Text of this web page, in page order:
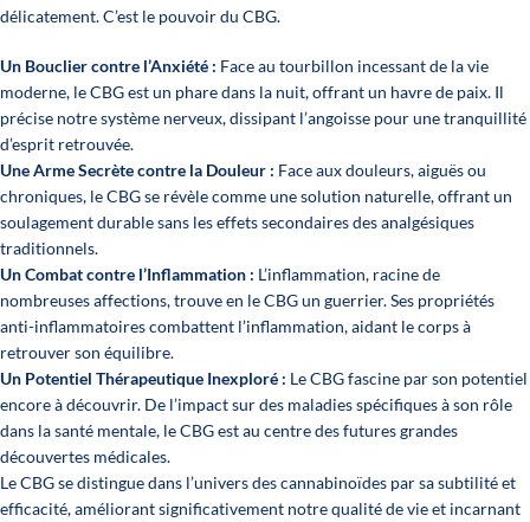
délicatement. C’est le pouvoir du CBG.
Un Bouclier contre l’Anxiété : Face au tourbillon incessant de la vie
moderne, le CBG est un phare dans la nuit, offrant un havre de paix. Il
précise notre système nerveux, dissipant l’angoisse pour une tranquillité
d’esprit retrouvée.
Une Arme Secrète contre la Douleur : Face aux douleurs, aiguës ou
chroniques, le CBG se révèle comme une solution naturelle, offrant un
soulagement durable sans les effets secondaires des analgésiques
traditionnels.
Un Combat contre l’Inflammation : L’inflammation, racine de
nombreuses affections, trouve en le CBG un guerrier. Ses propriétés
anti-inflammatoires combattent l’inflammation, aidant le corps à
retrouver son équilibre.
Un Potentiel Thérapeutique Inexploré : Le CBG fascine par son potentiel
encore à découvrir. De l’impact sur des maladies spécifiques à son rôle
dans la santé mentale, le CBG est au centre des futures grandes
découvertes médicales.
Le CBG se distingue dans l’univers des cannabinoïdes par sa subtilité et
efficacité, améliorant significativement notre qualité de vie et incarnant